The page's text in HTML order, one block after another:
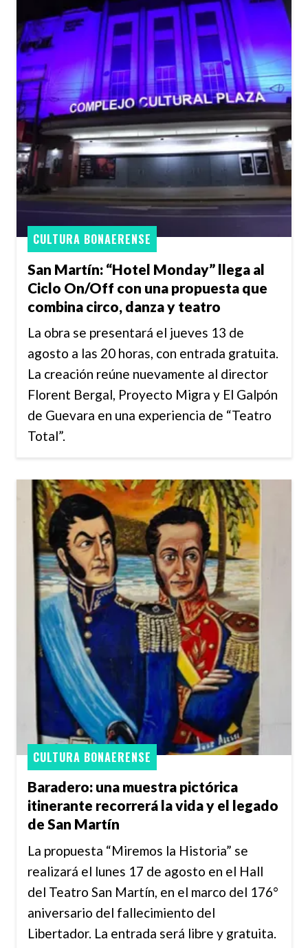
San Martín: “Hotel Monday” llega al
Ciclo On/Off con una propuesta que
combina circo, danza y teatro
CULTURA BONAERENSE
La obra se presentará el jueves 13 de
agosto a las 20 horas, con entrada gratuita.
La creación reúne nuevamente al director
Florent Bergal, Proyecto Migra y El Galpón
de Guevara en una experiencia de “Teatro
Total”.
Baradero: una muestra pictórica
itinerante recorrerá la vida y el legado
de San Martín
CULTURA BONAERENSE
La propuesta “Miremos la Historia” se
realizará el lunes 17 de agosto en el Hall
del Teatro San Martín, en el marco del 176°
aniversario del fallecimiento del
Libertador. La entrada será libre y gratuita.